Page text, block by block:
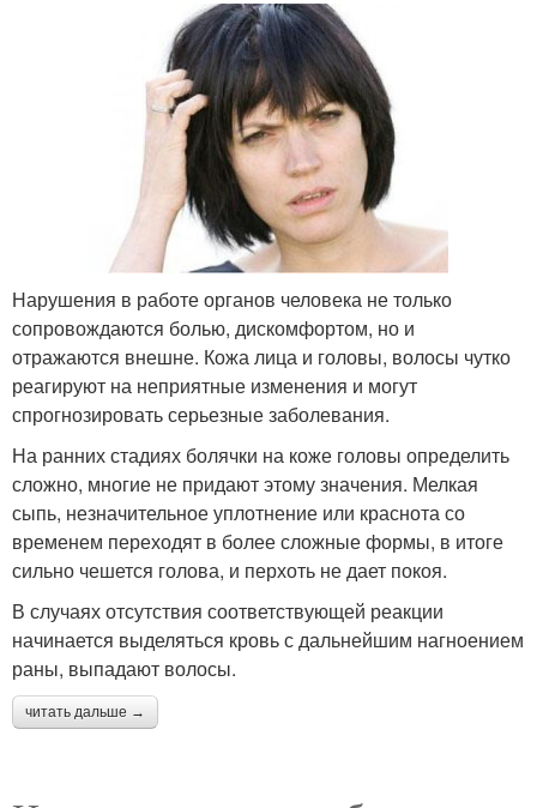
Нарушения в работе органов человека не только
сопровождаются болью, дискомфортом, но и
отражаются внешне. Кожа лица и головы, волосы чутко
реагируют на неприятные изменения и могут
спрогнозировать серьезные заболевания.
На ранних стадиях болячки на коже головы определить
сложно, многие не придают этому значения. Мелкая
сыпь, незначительное уплотнение или краснота со
временем переходят в более сложные формы, в итоге
сильно чешется голова, и перхоть не дает покоя.
В случаях отсутствия соответствующей реакции
начинается выделяться кровь с дальнейшим нагноением
раны, выпадают волосы.
читать дальше →